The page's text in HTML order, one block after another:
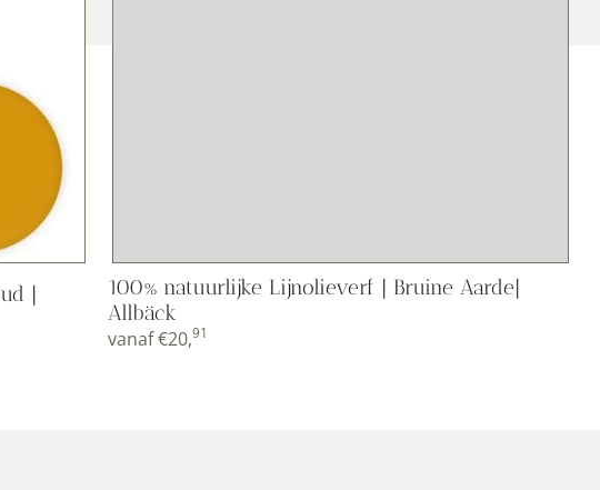
|
100% natuurlijke Lijnolieverf | Bruine Aarde|
Allbäck
vanaf€20,91